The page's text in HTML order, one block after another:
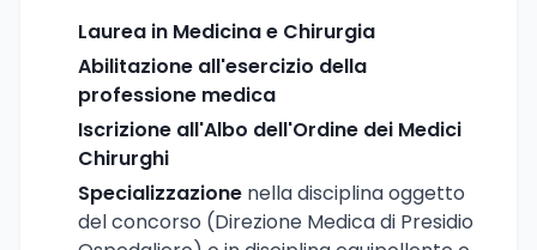
Laurea in Medicina e Chirurgia
Abilitazione all'esercizio della
professione medica
Iscrizione all'Albo dell'Ordine dei Medici
Chirurghi
Specializzazione nella disciplina oggetto
del concorso (Direzione Medica di Presidio